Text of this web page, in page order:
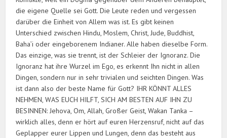
die eigene Quelle sei Gott. Die Leute reden und vergessen
darüber die Einheit von Allem was ist. Es gibt keinen
Unterschied zwischen Hindu, Moslem, Christ, Jude, Buddhist,
Baha’i oder eingeborenem Indianer. Alle haben dieselbe Form.
Das einzige, was sie trennt, ist der Schleier der Ignoranz. Die
Ignoranz hat ihre Wurzel im Ego, es erkennt Ihn nicht in allen
Dingen, sondern nur in sehr trivialen und seichten Dingen. Was
ist dann also der beste Name für Gott? IHR KÖNNT ALLES
NEHMEN, WAS EUCH HILFT, SICH AM BESTEN AUF IHN ZU
BESINNEN: Jehova, Om, Allah, Großer Geist, Wakan Tanka –
wirklich alles, denn er hört auf euren Herzensruf, nicht auf das
Geplapper eurer Lippen und Lungen, denn das besteht aus